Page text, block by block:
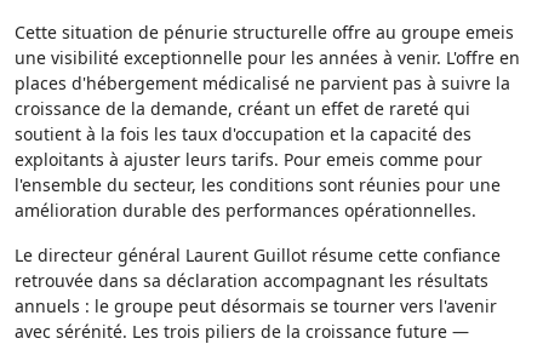
Cette situation de pénurie structurelle offre au groupe emeis
une visibilité exceptionnelle pour les années à venir. L'offre en
places d'hébergement médicalisé ne parvient pas à suivre la
croissance de la demande, créant un effet de rareté qui
soutient à la fois les taux d'occupation et la capacité des
exploitants à ajuster leurs tarifs. Pour emeis comme pour
l'ensemble du secteur, les conditions sont réunies pour une
amélioration durable des performances opérationnelles.
Le directeur général Laurent Guillot résume cette confiance
retrouvée dans sa déclaration accompagnant les résultats
annuels : le groupe peut désormais se tourner vers l'avenir
avec sérénité. Les trois piliers de la croissance future —